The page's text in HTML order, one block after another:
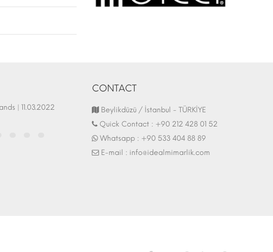
Truss Exhibition Stands | 11.03.2022 Fair Stand | 07.10.2017
CONTACT
Beylikdüzü / İstanbul - TÜRKİYE
Quick Contact : +90 212 428 01 52
Whatsapp : +90 533 404 88 89
E-mail : info@idealmimarlik.com